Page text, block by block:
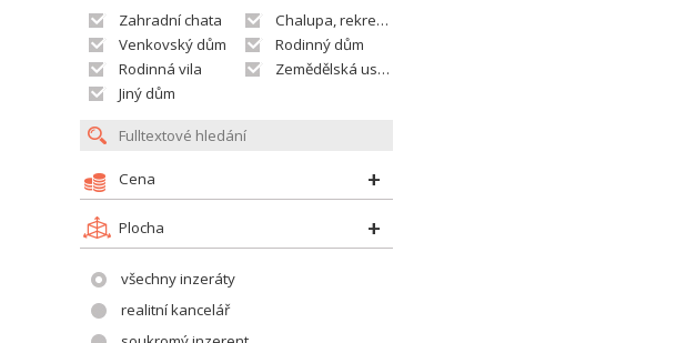
Zahradní chata
Chalupa, rekreační domek
Venkovský dům
Rodinný dům
Rodinná vila
Zemědělská usedlost
Jiný dům
Cena
Plocha
všechny inzeráty
realitní kancelář